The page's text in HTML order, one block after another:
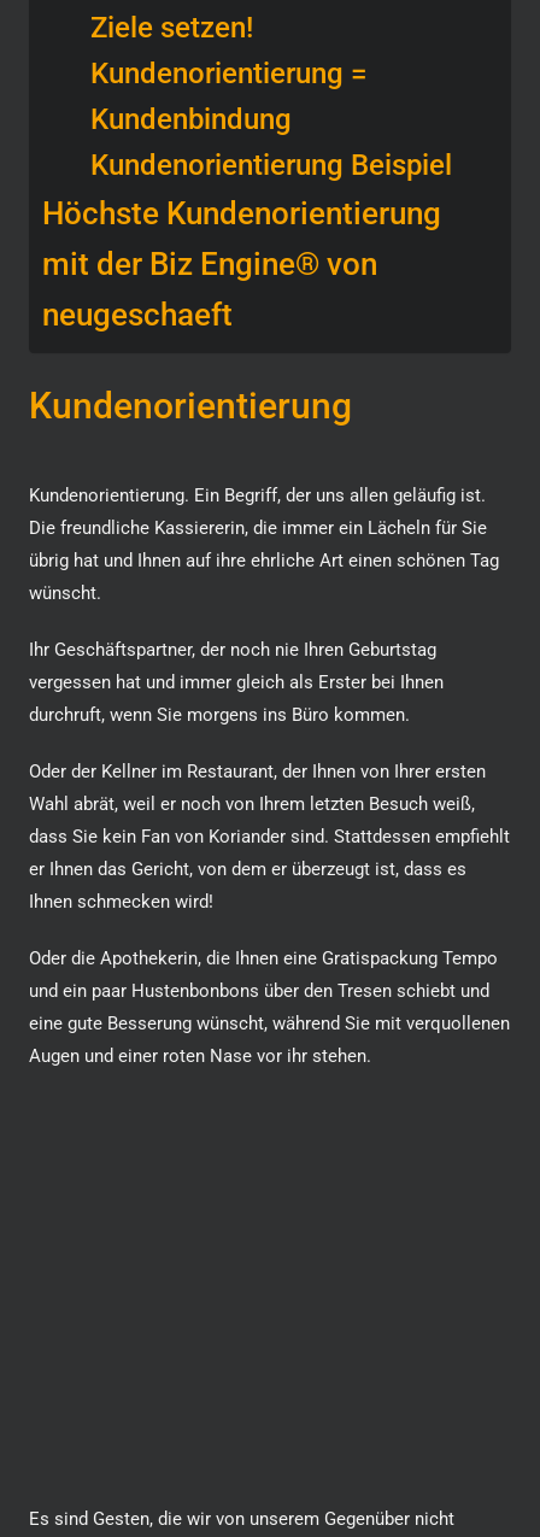
Ziele setzen!
Kundenorientierung =
Kundenbindung
Kundenorientierung Beispiel
Höchste Kundenorientierung
mit der Biz Engine® von
neugeschaeft
Kundenorientierung
Kundenorientierung. Ein Begriff, der uns allen geläufig ist.
Die freundliche Kassiererin, die immer ein Lächeln für Sie
übrig hat und Ihnen auf ihre ehrliche Art einen schönen Tag
wünscht.
Ihr Geschäftspartner, der noch nie Ihren Geburtstag
vergessen hat und immer gleich als Erster bei Ihnen
durchruft, wenn Sie morgens ins Büro kommen.
Oder der Kellner im Restaurant, der Ihnen von Ihrer ersten
Wahl abrät, weil er noch von Ihrem letzten Besuch weiß,
dass Sie kein Fan von Koriander sind. Stattdessen empfiehlt
er Ihnen das Gericht, von dem er überzeugt ist, dass es
Ihnen schmecken wird!
Oder die Apothekerin, die Ihnen eine Gratispackung Tempo
und ein paar Hustenbonbons über den Tresen schiebt und
eine gute Besserung wünscht, während Sie mit verquollenen
Augen und einer roten Nase vor ihr stehen.
Es sind Gesten, die wir von unserem Gegenüber nicht